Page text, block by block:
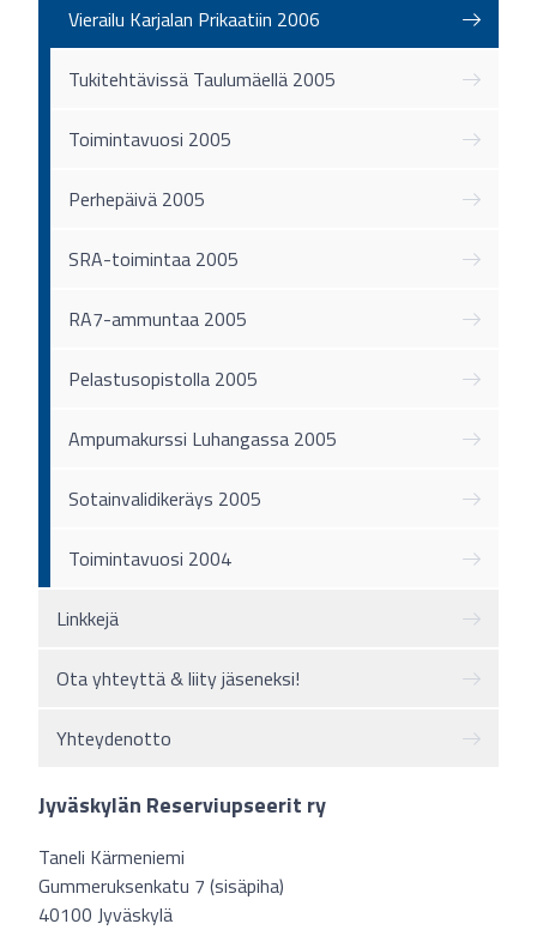
Vierailu Karjalan Prikaatiin 2006
Tukitehtävissä Taulumäellä 2005
Toimintavuosi 2005
Perhepäivä 2005
SRA-toimintaa 2005
RA7-ammuntaa 2005
Pelastusopistolla 2005
Ampumakurssi Luhangassa 2005
Sotainvalidikeräys 2005
Toimintavuosi 2004
Linkkejä
Ota yhteyttä & liity jäseneksi!
Yhteydenotto
Jyväskylän Reserviupseerit ry
Taneli Kärmeniemi
Gummeruksenkatu 7 (sisäpiha)
40100 Jyväskylä